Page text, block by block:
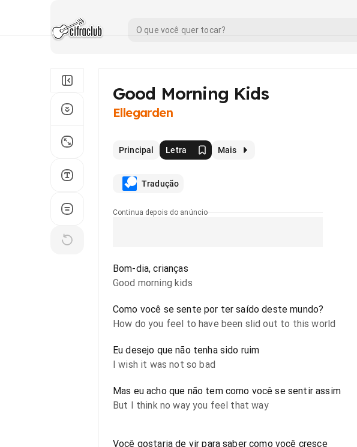
Good Morning Kids
Ellegarden
Principal Letra Mais
Tradução
Continua depois do anúncio
Bom-dia, crianças
Good morning kids
Como você se sente por ter saído deste mundo?
How do you feel to have been slid out to this world
Eu desejo que não tenha sido ruim
I wish it was not so bad
Mas eu acho que não tem como você se sentir assim
But I think no way you feel that way
Você gostaria de vir para saber como você cresce